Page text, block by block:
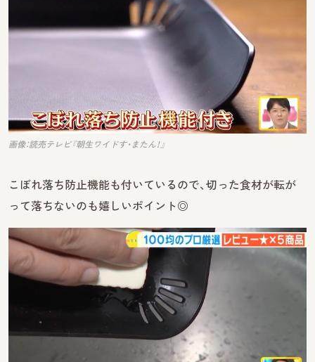
画像：読売テレビ『朝生ワイドす・またん！』
こぼれ落ち防止機能も付いているので、切った食材が転が
って落ちないのも嬉しいポイント◎